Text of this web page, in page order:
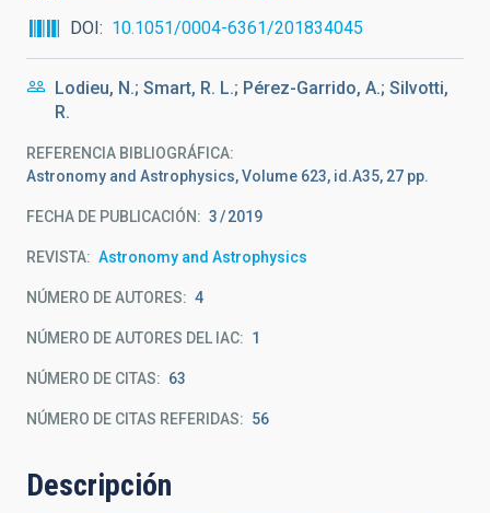
DOI
10.1051/0004-6361/201834045
Lodieu, N.; Smart, R. L.; Pérez-Garrido, A.; Silvotti,
R.
REFERENCIA BIBLIOGRÁFICA
Astronomy and Astrophysics, Volume 623, id.A35, 27 pp.
FECHA DE PUBLICACIÓN: 3 2019
REVISTA Astronomy and Astrophysics
NÚMERO DE AUTORES 4
NÚMERO DE AUTORES DEL IAC 1
NÚMERO DE CITAS 63
NÚMERO DE CITAS REFERIDAS 56
Descripción